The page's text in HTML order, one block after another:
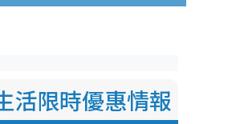
活限時優惠情報